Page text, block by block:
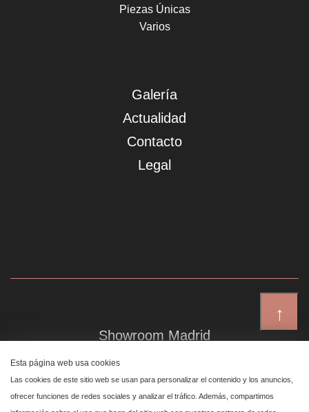
↑
Piezas Únicas
Varios
Galería
Actualidad
Contacto
Legal
Showroom Madrid
Plaza de Canalejas 6, 4 izq
Centro, 28014 Madrid
Esta página web usa cookies
Las cookies de este sitio web se usan para personalizar el contenido y los anuncios,
ofrecer funciones de redes sociales y analizar el tráfico. Además, compartimos